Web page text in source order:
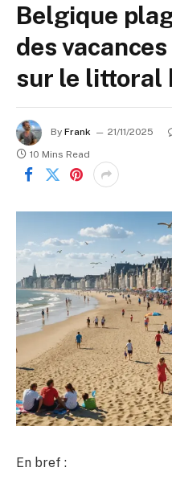
Belgique
des
sur le littoral
By Frank 21/11/2025
10 Mins Read
En bref :